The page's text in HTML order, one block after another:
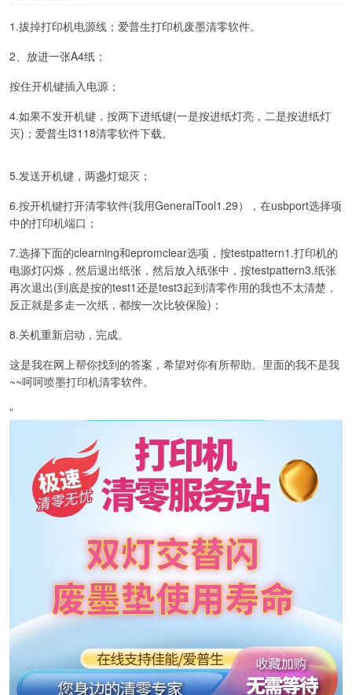
1.拔掉打印机电源线；爱普生打印机废墨清零软件。
2、放进一张A4纸；
按住开机键插入电源；
4.如果不发开机键，按两下进纸键(一是按进纸灯亮，二是按进纸灯
灭)；爱普生l3118清零软件下载。
5.发送开机键，两盏灯熄灭；
6.按开机键打开清零软件(我用GeneralTool1.29），在usbport选择项
中的打印机端口；
7.选择下面的clearning和epromclear选项，按testpattern1.打印机的
电源灯闪烁，然后退出纸张，然后放入纸张中，按testpattern3.纸张
再次退出(到底是按的test1还是test3起到清零作用的我也不太清楚，
反正就是多走一次纸，都按一次比较保险)；
8.关机重新启动，完成。
这是我在网上帮你找到的答案，希望对你有所帮助。里面的我不是我
~~呵呵喷墨打印机清零软件。
“